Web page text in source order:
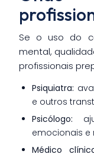
Se o uso do
mental,
profissionais
Psiquiatra:
e outros
Psicólogo:
emocionais
Médico